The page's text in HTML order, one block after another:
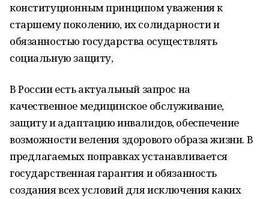
конституционным принципом уважения к
старшему поколению, их солидарности и
обязанностью государства осуществлять
социальную защиту,
В России есть актуальный запрос на
качественное медицинское обслуживание,
защиту и адаптацию инвалидов, обеспечение
возможности веления здорового образа жизни. В
предлагаемых поправках устанавливается
государственная гарантия и обязанность
создания всех условий для исключения каких